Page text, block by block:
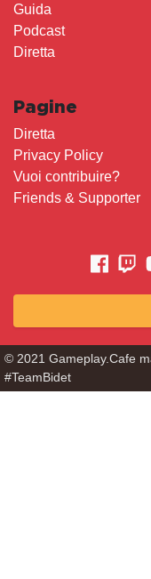
Guida
Podcast
Diretta
Pagine
Diretta
Privacy Policy
Vuoi contribuire?
Friends & Supporter
© 2021 Gameplay.Cafe
#TeamBidet